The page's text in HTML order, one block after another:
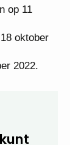
op 11
oktober
2022.